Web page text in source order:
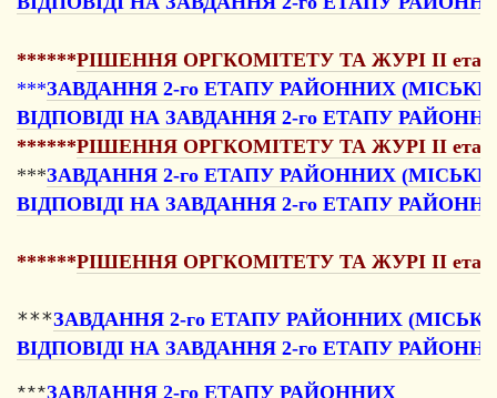
******РІШЕННЯ ОРГКОМІТЕТУ ТА ЖУРІ II етапу
***ЗАВДАННЯ 2-го ЕТАПУ РАЙОННИХ
ВІДПОВІДІ НА ЗАВДАННЯ 2-го ЕТАПУ
******РІШЕННЯ ОРГКОМІТЕТУ ТА ЖУРІ ІІ етапу
***ЗАВДАННЯ 2-го ЕТАПУ РАЙОННИХ
ВІДПОВІДІ НА ЗАВДАННЯ 2-го ЕТАПУ
******РІШЕННЯ ОРГКОМІТЕТУ ТА ЖУРІ ІІ етапу
***ЗАВДАННЯ 2-го ЕТАПУ РАЙОННИХ
ВІДПОВІДІ НА ЗАВДАННЯ 2-го ЕТАПУ
***ЗАВДАННЯ 2-го ЕТАПУ РАЙОННИХ